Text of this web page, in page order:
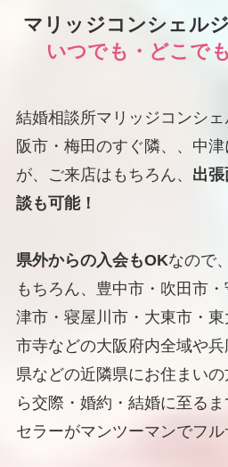
マリッジコンシェル
いつでも・どこでも
結婚相談所マリッジコンシ
阪市・梅田のすぐ隣、、中
が、ご来店はもちろん、 出
談も可能！
県外からの入会もOKなので
もちろん、豊中市・吹田市
津市・寝屋川市・大東市・
市寺などの大阪府内全域や
県などの近隣県にお住まい
ら交際・婚約・結婚に至る
セラーがマンツーマンでフル